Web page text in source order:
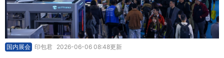
国内展会 印包君 2026-06-06 08:48更新